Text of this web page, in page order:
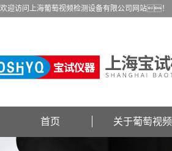
欢迎访问上海葡萄视频检测设备有限公司网站！
首页 关于葡萄视频